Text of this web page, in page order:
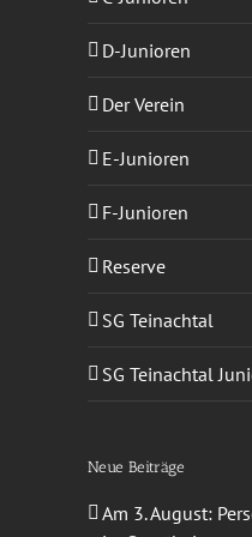
D-Junioren
Der Verein
E-Junioren
F-Junioren
Reserve
SG Teinachtal
SG Teinachtal
Neue Beiträge
Am 3. August: